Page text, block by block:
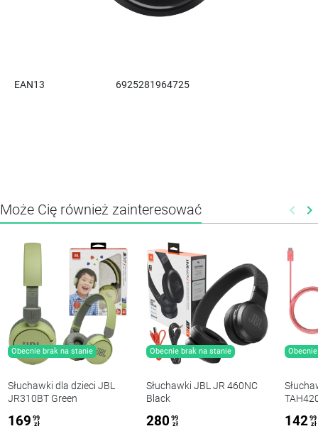
EAN13 6925281964725
Może Cię również zainteresować keyboard_arrow_left keyboard_arrow_right
Obecnie brak na stanie
Słuchawki dla dzieci JBL
JR310BT Green
169 99
zł
Obecnie brak na stanie
Słuchawki JBL JR 460NC
Black
280 99
zł
142 99
zł